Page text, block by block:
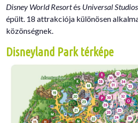
Disney World Resortés Universal Studios
épült. 18 attrakciója különösen
közönségnek.
Disneyland Park térképe